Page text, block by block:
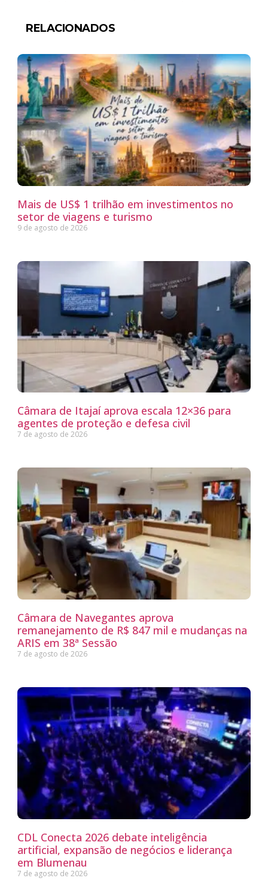
RELACIONADOS
Mais de US$ 1 trilhão em investimentos no
setor de viagens e turismo
9 de agosto de 2026
Câmara de Itajaí aprova escala 12×36 para
agentes de proteção e defesa civil
7 de agosto de 2026
Câmara de Navegantes aprova
remanejamento de R$ 847 mil e mudanças na
ARIS em 38ª Sessão
7 de agosto de 2026
CDL Conecta 2026 debate inteligência
artificial, expansão de negócios e liderança
em Blumenau
7 de agosto de 2026